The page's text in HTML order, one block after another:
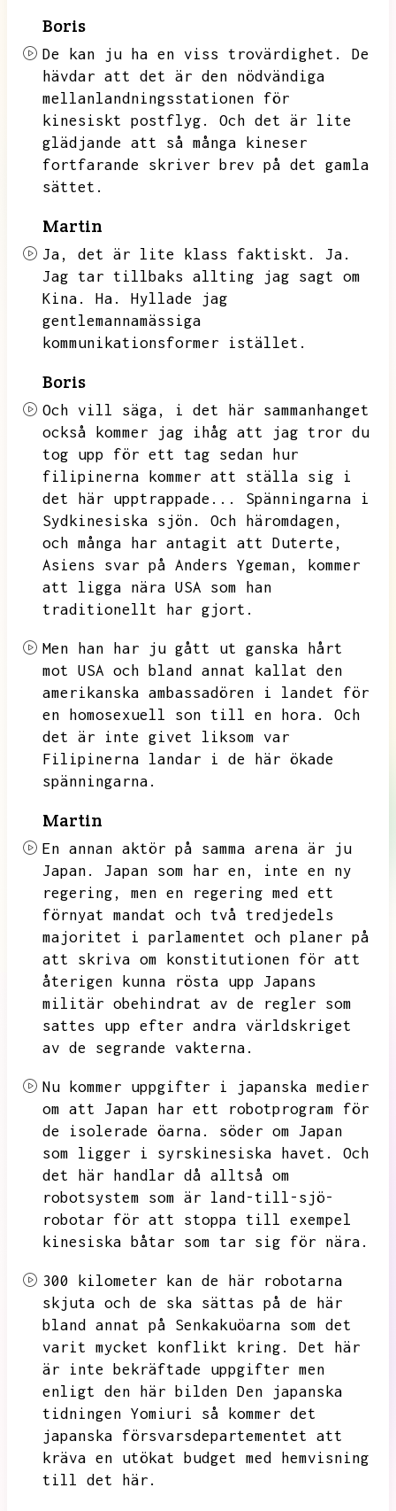
Boris
De kan ju ha en viss trovärdighet.
De
hävdar att det är den nödvändiga
mellanlandningsstationen för
kinesiskt postflyg.
Och det är lite
glädjande att så många kineser
fortfarande skriver brev på det gamla
sättet.
Martin
Ja, det är lite klass faktiskt.
Ja.
Jag tar tillbaks allting jag sagt om
Kina.
Ha.
Hyllade jag
gentlemannamässiga
kommunikationsformer istället.
Boris
Och vill säga,
i det här sammanhanget
också kommer jag ihåg att jag tror du
tog upp för ett tag sedan hur
filipinerna kommer att ställa sig i
det här upptrappade...
Spänningarna i
Sydkinesiska sjön.
Och häromdagen,
och många har antagit att Duterte,
Asiens svar på Anders Ygeman,
kommer
att ligga nära USA som han
traditionellt har gjort.
Men han har ju gått ut ganska hårt
mot USA och bland annat kallat den
amerikanska ambassadören i landet för
en homosexuell son till en hora.
Och
det är inte givet liksom var
Filipinerna landar i de här ökade
spänningarna.
Martin
En annan aktör på samma arena är ju
Japan.
Japan som har en,
inte en ny
regering,
men en regering med ett
förnyat mandat och två tredjedels
majoritet i parlamentet och planer på
att skriva om konstitutionen för att
återigen kunna rösta upp Japans
militär obehindrat av de regler som
sattes upp efter andra världskriget
av de segrande vakterna.
Nu kommer uppgifter i japanska medier
om att Japan har ett robotprogram för
de isolerade öarna.
söder om Japan
som ligger i syrskinesiska havet.
Och
det här handlar då alltså om
robotsystem som är land-till-sjö-
robotar för att stoppa till exempel
kinesiska båtar som tar sig för nära.
300 kilometer kan de här robotarna
skjuta och de ska sättas på de här
bland annat på Senkakuöarna som det
varit mycket konflikt kring.
Det här
är inte bekräftade uppgifter men
enligt den här bilden Den japanska
tidningen Yomiuri så kommer det
japanska försvarsdepartementet att
kräva en utökat budget med hemvisning
till det här.